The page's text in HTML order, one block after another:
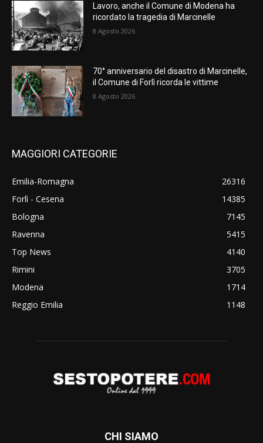
Lavoro, anche il Comune di Modena ha
ricordato la tragedia di Marcinelle
8 Agosto 2026
70° anniversario del disastro di Marcinelle,
il Comune di Forlì ricorda le vittime
8 Agosto 2026
MAGGIORI CATEGORIE
Emilia-Romagna
26316
Forlì - Cesena
14385
Bologna
7145
Ravenna
5415
Top News
4140
Rimini
3705
Modena
1714
Reggio Emilia
1148
CHI SIAMO